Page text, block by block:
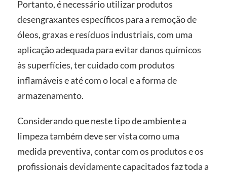
Portanto, é necessário utilizar produtos
desengraxantes específicos para a remoção de
óleos, graxas e resíduos industriais, com uma
aplicação adequada para evitar danos químicos
às superfícies, ter cuidado com produtos
inflamáveis e até com o local e a forma de
armazenamento.
Considerando que neste tipo de ambiente a
limpeza também deve ser vista como uma
medida preventiva, contar com os produtos e os
profissionais devidamente capacitados faz toda a